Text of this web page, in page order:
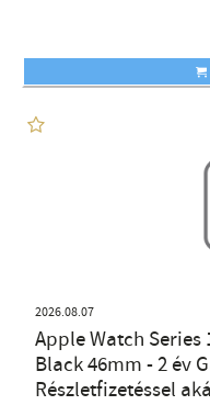
2026.08.07
Apple Watch Series
Black 46mm - 2 év
Részletfizetéssel